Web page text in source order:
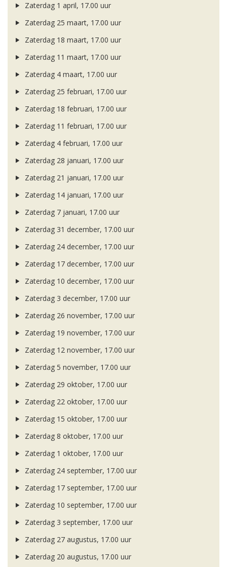
Zaterdag 1 april, 17.00 uur
Zaterdag 25 maart, 17.00 uur
Zaterdag 18 maart, 17.00 uur
Zaterdag 11 maart, 17.00 uur
Zaterdag 4 maart, 17.00 uur
Zaterdag 25 februari, 17.00 uur
Zaterdag 18 februari, 17.00 uur
Zaterdag 11 februari, 17.00 uur
Zaterdag 4 februari, 17.00 uur
Zaterdag 28 januari, 17.00 uur
Zaterdag 21 januari, 17.00 uur
Zaterdag 14 januari, 17.00 uur
Zaterdag 7 januari, 17.00 uur
Zaterdag 31 december, 17.00 uur
Zaterdag 24 december, 17.00 uur
Zaterdag 17 december, 17.00 uur
Zaterdag 10 december, 17.00 uur
Zaterdag 3 december, 17.00 uur
Zaterdag 26 november, 17.00 uur
Zaterdag 19 november, 17.00 uur
Zaterdag 12 november, 17.00 uur
Zaterdag 5 november, 17.00 uur
Zaterdag 29 oktober, 17.00 uur
Zaterdag 22 oktober, 17.00 uur
Zaterdag 15 oktober, 17.00 uur
Zaterdag 8 oktober, 17.00 uur
Zaterdag 1 oktober, 17.00 uur
Zaterdag 24 september, 17.00 uur
Zaterdag 17 september, 17.00 uur
Zaterdag 10 september, 17.00 uur
Zaterdag 3 september, 17.00 uur
Zaterdag 27 augustus, 17.00 uur
Zaterdag 20 augustus, 17.00 uur